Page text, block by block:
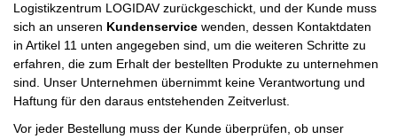
Logistikzentrum LOGIDAV zurückgeschickt, und der Kunde muss
sich an unseren Kundenservice wenden, dessen Kontaktdaten
in Artikel 11 unten angegeben sind, um die weiteren Schritte zu
erfahren, die zum Erhalt der bestellten Produkte zu unternehmen
sind. Unser Unternehmen übernimmt keine Verantwortung und
Haftung für den daraus entstehenden Zeitverlust.
Vor jeder Bestellung muss der Kunde überprüfen, ob unser